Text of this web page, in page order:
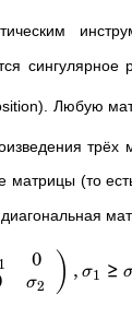
сингулярное
Любую
трёх
матрицы (то
1 0
σ2 ) , σ1 ≥